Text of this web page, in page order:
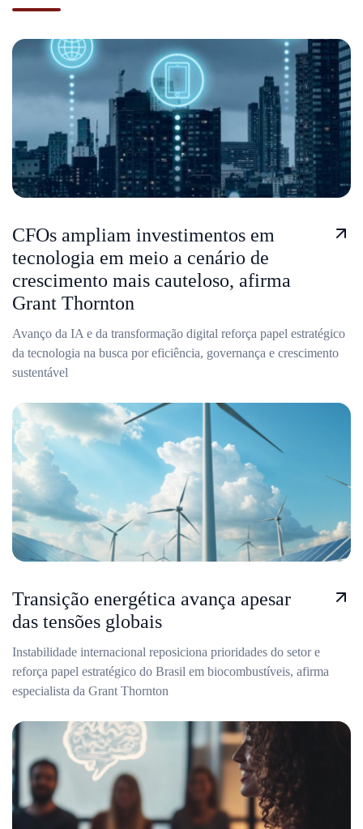
CFOs ampliam investimentos em
tecnologia em meio a cenário de
crescimento mais cauteloso, afirma
Grant Thornton
Avanço da IA e da transformação digital reforça papel estratégico
da tecnologia na busca por eficiência, governança e crescimento
sustentável
Transição energética avança apesar
das tensões globais
Instabilidade internacional reposiciona prioridades do setor e
reforça papel estratégico do Brasil em biocombustíveis, afirma
especialista da Grant Thornton